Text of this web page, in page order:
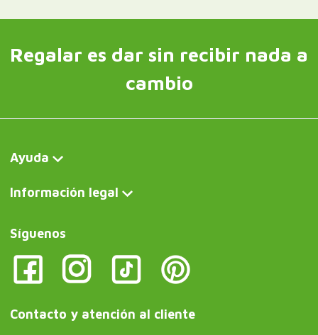
Regalar es dar sin recibir nada a
cambio
Ayuda
Información legal
Síguenos
Contacto y atención al cliente